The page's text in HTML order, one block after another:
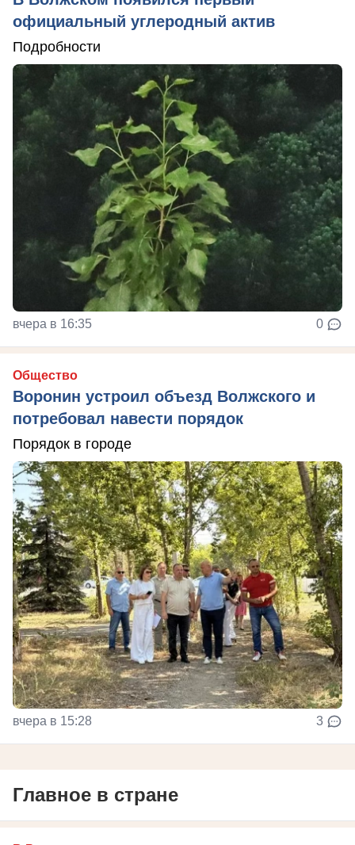
официальный углеродный актив
Подробности
вчера в 16:35 0
Общество
Воронин устроил объезд Волжского и
потребовал навести порядок
Порядок в городе
вчера в 15:28 3
Главное в стране